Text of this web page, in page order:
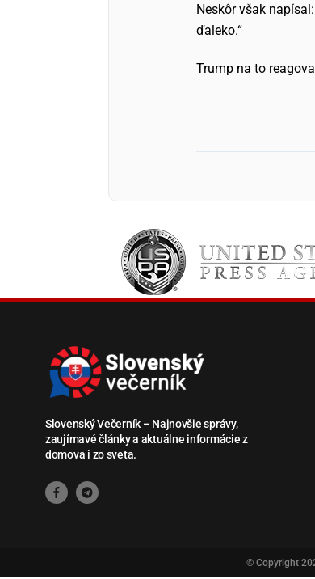
Neskôr však
ďaleko.“
Trump na to
Slovenský Večerník – Najnovšie správy,
zaujímavé články a aktuálne informácie z
domova i zo sveta.
© Copyright